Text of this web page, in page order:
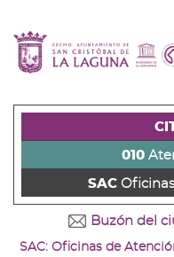
contenido
principal
página
s)
a
la
la
+
Ir
al
la
+
Ir
principal
u)
010
SAC
Buzón del
SAC: Oficinas de